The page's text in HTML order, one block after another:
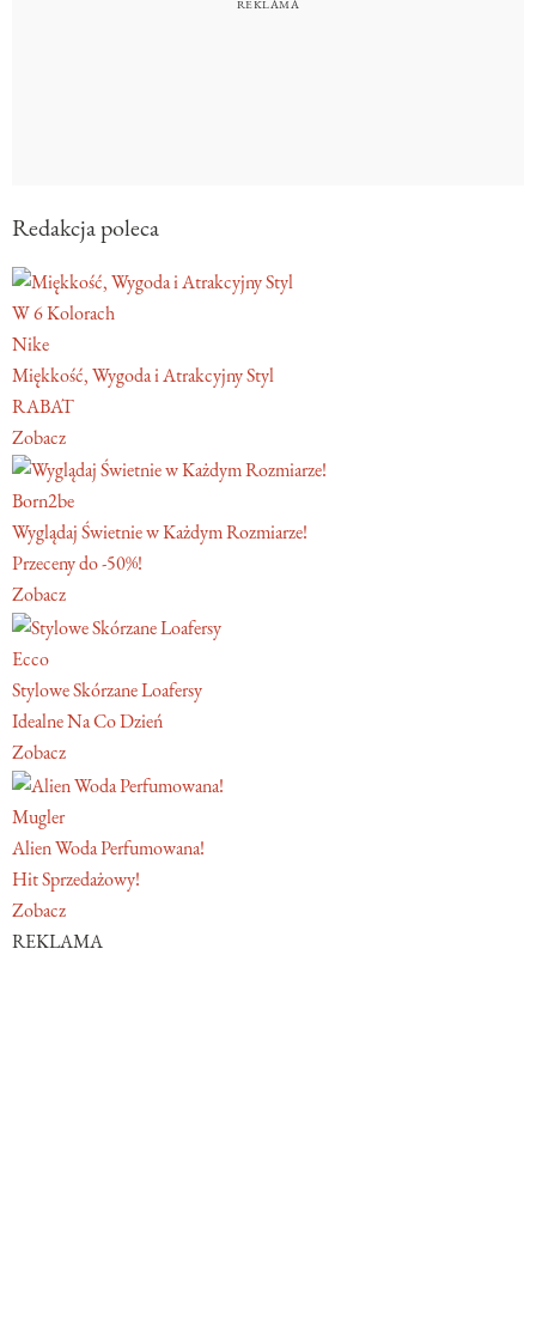
Redakcja poleca
W 6 Kolorach
Nike
Miękkość, Wygoda i Atrakcyjny Styl
RABAT
Zobacz
Born2be
Wyglądaj Świetnie w Każdym Rozmiarze!
Przeceny do -50%!
Zobacz
Ecco
Stylowe Skórzane Loafersy
Idealne Na Co Dzień
Zobacz
Mugler
Alien Woda Perfumowana!
Hit Sprzedażowy!
Zobacz
REKLAMA